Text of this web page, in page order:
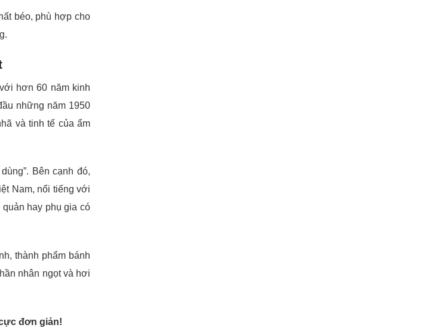
béo, phù hợp cho
hơn 60 năm kinh
những năm 1950
và tinh tế của ẩm
Bên cạnh đó,
Nam, nổi tiếng với
hay phụ gia có
thành phẩm bánh
nhân ngọt và hơi
đơn giản!